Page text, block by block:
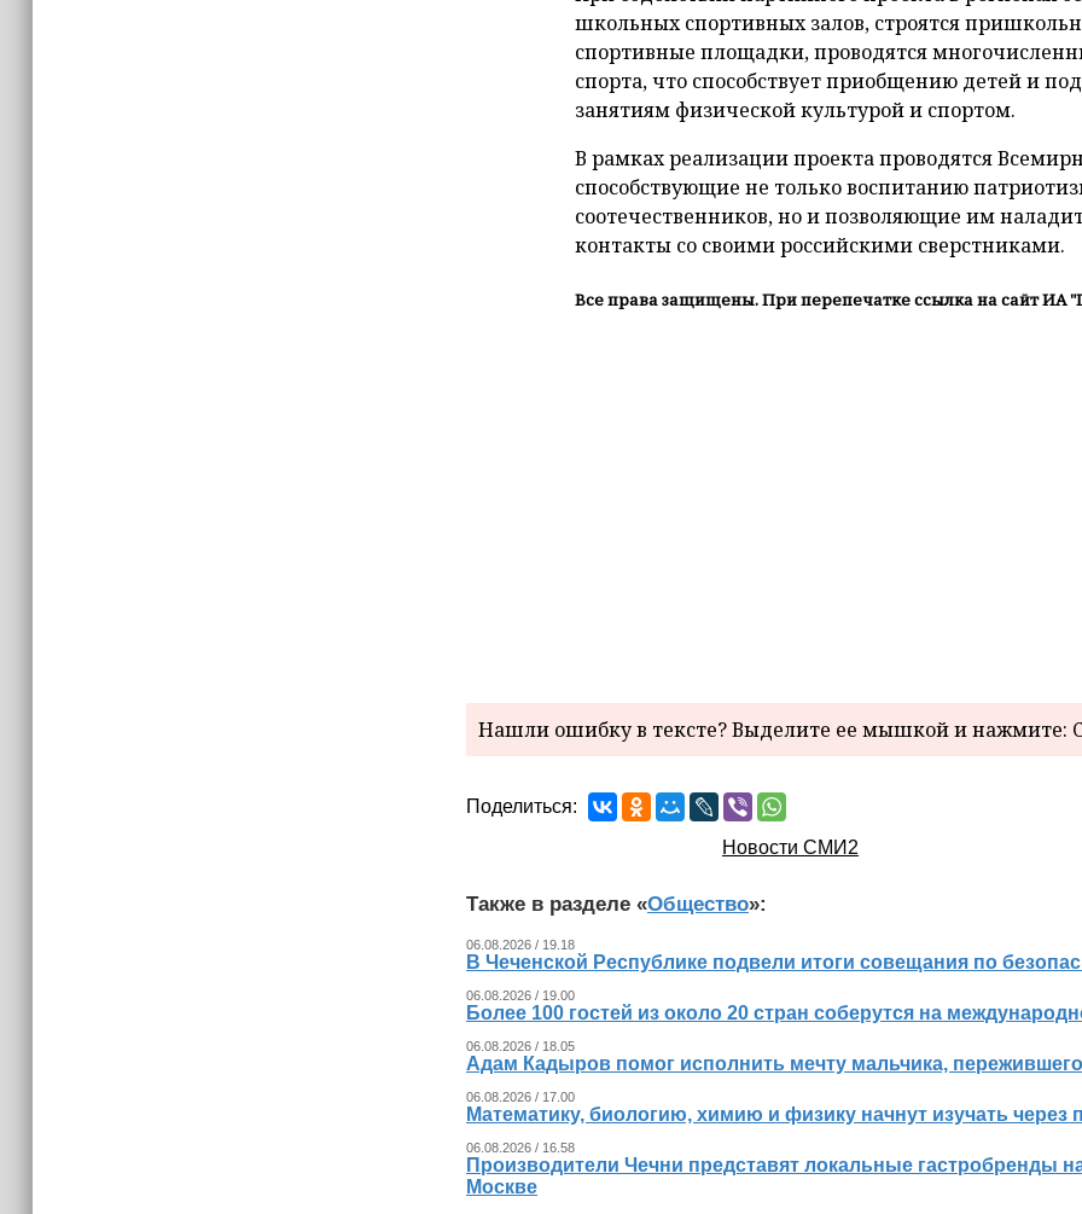
школьных спортивных залов, строятся
спортивные площадки, проводятся
спорта, что способствует приобщению детей и
занятиям физической культурой и спортом.
В рамках реализации проекта проводятся
способствующие не только воспитанию
соотечественников, но и позволяющие им
контакты со своими российскими сверстниками.
Все права защищены. При перепечатке ссылка на сайт ИА
Нашли ошибку в тексте? Выделите ее мышкой и нажмите:
Поделиться:
Новости СМИ2
Также в разделе «Общество»:
06.08.2026 / 19.18
В Чеченской Республике подвели итоги совещания по
06.08.2026 / 19.00
Более 100 гостей из около 20 стран соберутся на
06.08.2026 / 18.05
Адам Кадыров помог исполнить мечту мальчика,
06.08.2026 / 17.00
Математику, биологию, химию и физику начнут изучать
06.08.2026 / 16.58
Производители Чечни представят локальные гастробренды
Москве